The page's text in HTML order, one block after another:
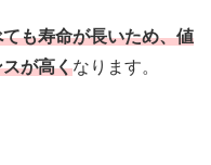
も寿命が長いため、値
が高くなります。